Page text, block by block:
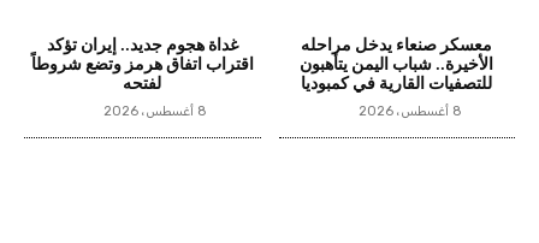
معسكر صنعاء يدخل مراحله
الأخيرة.. شباب اليمن يتأهبون
للتصفيات القارية في كمبوديا
8 أغسطس، 2026
غداة هجوم جديد.. إيران تؤكد
اقتراب اتفاق هرمز وتضع شروطاً
لفتحه
8 أغسطس، 2026